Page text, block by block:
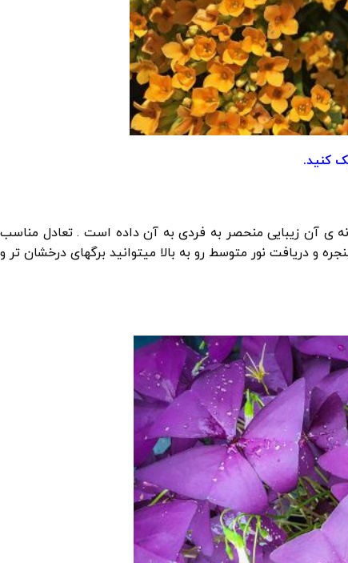
کنید.
ی آن زیبایی منحصر به فردی به آن داده است . تعادل مناسب
و دریافت نور متوسط رو به بالا میتوانید برگهای درخشان تر و